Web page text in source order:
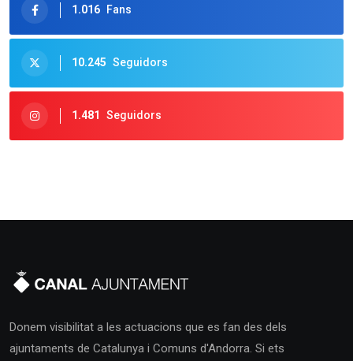
1.016 Fans
10.245 Seguidors
1.481 Seguidors
Donem visibilitat a les actuacions que es fan des dels
ajuntaments de Catalunya i Comuns d'Andorra. Si ets